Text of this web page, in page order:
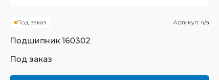
Под заказ Артикул: n/a
Подшипник 160302
Под заказ